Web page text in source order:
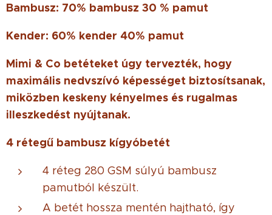
Bambusz: 70% bambusz 30 % pamut
Kender: 60% kender 40% pamut
Mimi & Co betéteket úgy tervezték, hogy
maximális nedvszívó képességet biztosítsanak,
miközben keskeny kényelmes és rugalmas
illeszkedést nyújtanak.
4 rétegű bambusz kígyóbetét
4 réteg 280 GSM súlyú bambusz
pamutból készült.
A betét hossza mentén hajtható, így